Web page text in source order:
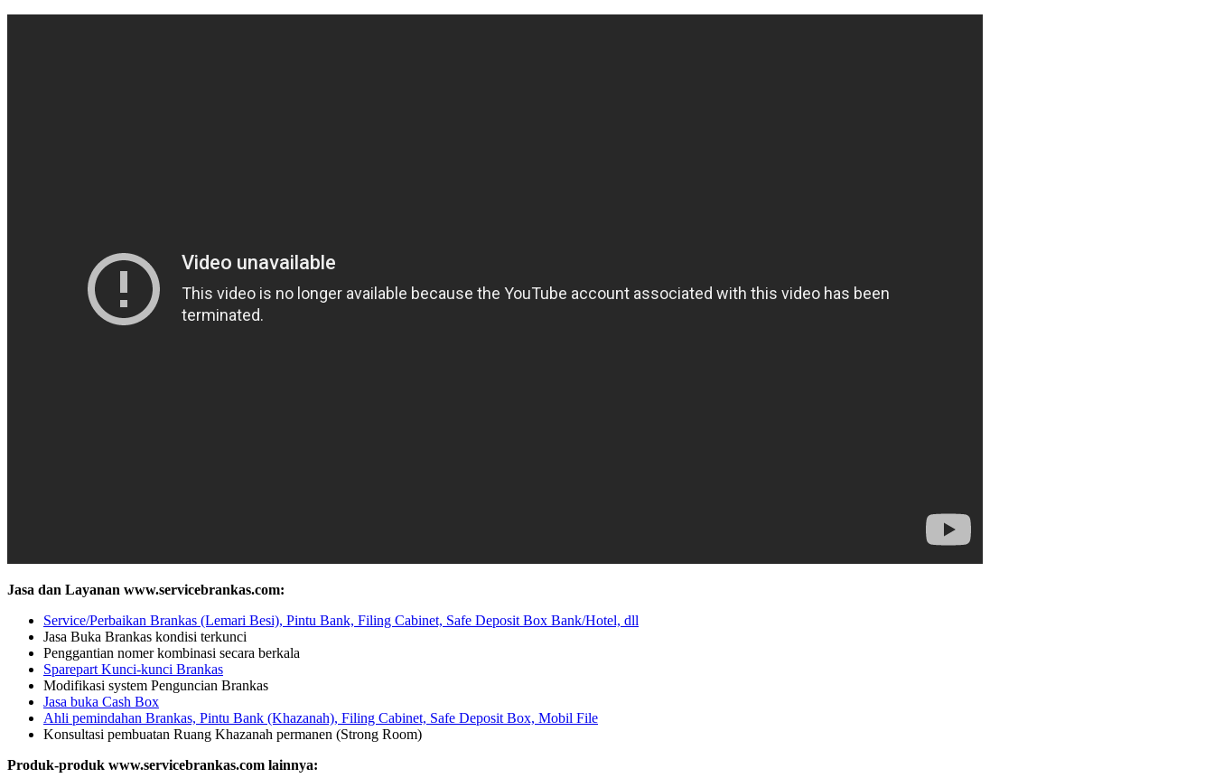
Jasa dan Layanan www.servicebrankas.com:
Service/Perbaikan Brankas (Lemari Besi), Pintu Bank, Filing Cabinet, Safe Deposit Box Bank/Hotel, dll
Jasa Buka Brankas kondisi terkunci
Penggantian nomer kombinasi secara berkala
Sparepart Kunci-kunci Brankas
Modifikasi system Penguncian Brankas
Jasa buka Cash Box
Ahli pemindahan Brankas, Pintu Bank (Khazanah), Filing Cabinet, Safe Deposit Box, Mobil File
Konsultasi pembuatan Ruang Khazanah permanen (Strong Room)
Produk-produk www.servicebrankas.com lainnya: